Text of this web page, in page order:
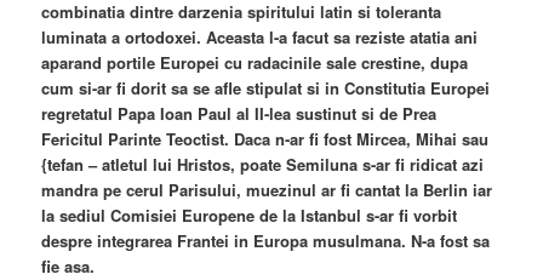
combinatia dintre darzenia spiritului latin si toleranta
luminata a ortodoxei. Aceasta l-a facut sa reziste atatia ani
aparand portile Europei cu radacinile sale crestine, dupa
cum si-ar fi dorit sa se afle stipulat si in Constitutia Europei
regretatul Papa Ioan Paul al II-lea sustinut si de Prea
Fericitul Parinte Teoctist. Daca n-ar fi fost Mircea, Mihai sau
{tefan – atletul lui Hristos, poate Semiluna s-ar fi ridicat azi
mandra pe cerul Parisului, muezinul ar fi cantat la Berlin iar
la sediul Comisiei Europene de la Istanbul s-ar fi vorbit
despre integrarea Frantei in Europa musulmana. N-a fost sa
fie asa.